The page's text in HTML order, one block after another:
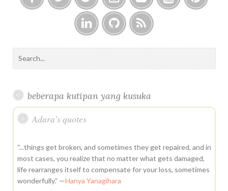
e
b
o
k
t
e
G
o
o
g
e
l
I
n
s
t
g
a
F
l
i
c
r
t
b
t
r
d
i
b
c
h
beberapa kutipan yang kusuka
Adara’s quotes
“...things get broken, and sometimes they get repaired, and in
most cases, you realize that no matter what gets damaged,
life rearranges itself to compensate for your loss, sometimes
wonderfully.” —Hanya Yanagihara